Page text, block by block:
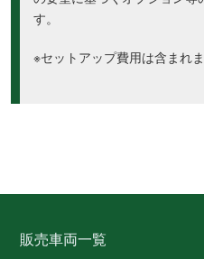
す。
※セットアップ費用は含まれま
販売車両一覧